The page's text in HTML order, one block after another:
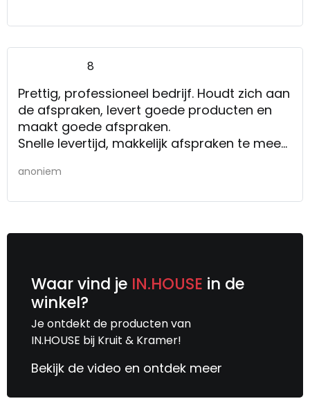
8
Prettig, professioneel bedrijf. Houdt zich aan
de afspraken, levert goede producten en
maakt goede afspraken.
Snelle levertijd, makkelijk afspraken te mee
houdt zich aan de leverafspraken, vriendelijk
anoniem
Waar vind je IN.HOUSE in de
winkel?
Je ontdekt de producten van
IN.HOUSE bij Kruit & Kramer!
Bekijk de video en ontdek meer